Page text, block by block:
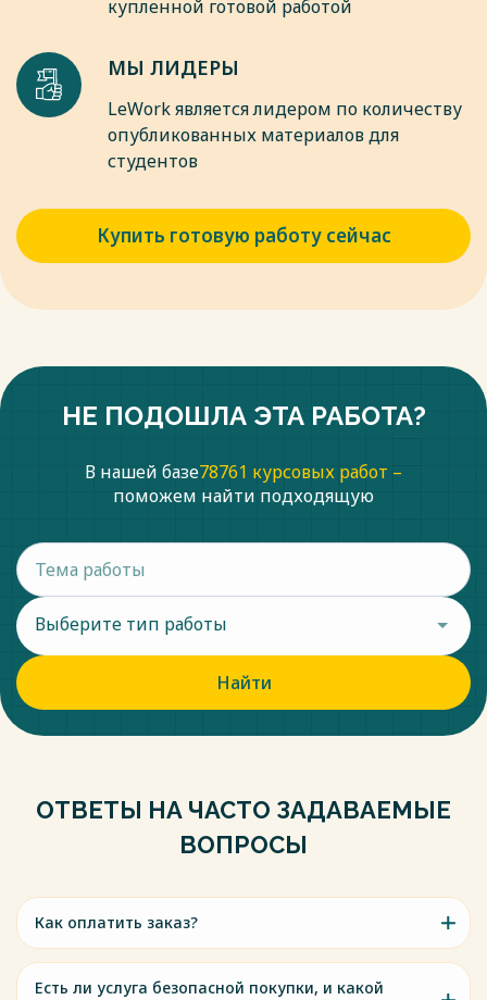
10. Министерство промышленности и энергетики
определению предварительных параметров выдачи
мощности строящихся (реконструируемых) генерирующих
объектов в условиях нормальных режимов
функционирования энергосистемы. Москва. 2008.
Весь текст будет доступен
купленной готовой работой
МЫ ЛИДЕРЫ
LeWork является лидером по количеству
опубликованных материалов для
студентов
Купить готовую работу сейчас
НЕ ПОДОШЛА ЭТА РАБОТА?
В нашей базе78761 курсовых работ –
поможем найти подходящую
Выберите тип работы
Найти
ОТВЕТЫ НА ЧАСТО ЗАДАВАЕМЫЕ
ВОПРОСЫ
Как оплатить заказ?
Есть ли услуга безопасной покупки, и какой